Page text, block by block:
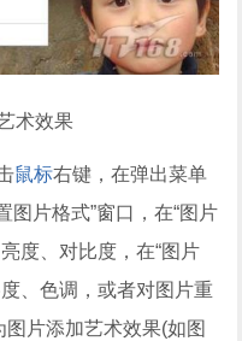
术效果
鼠标右键，在弹出菜单
图片格式”窗口，在“图片
度、对比度，在“图片
、色调，或者对图片重
图片添加艺术效果(如图